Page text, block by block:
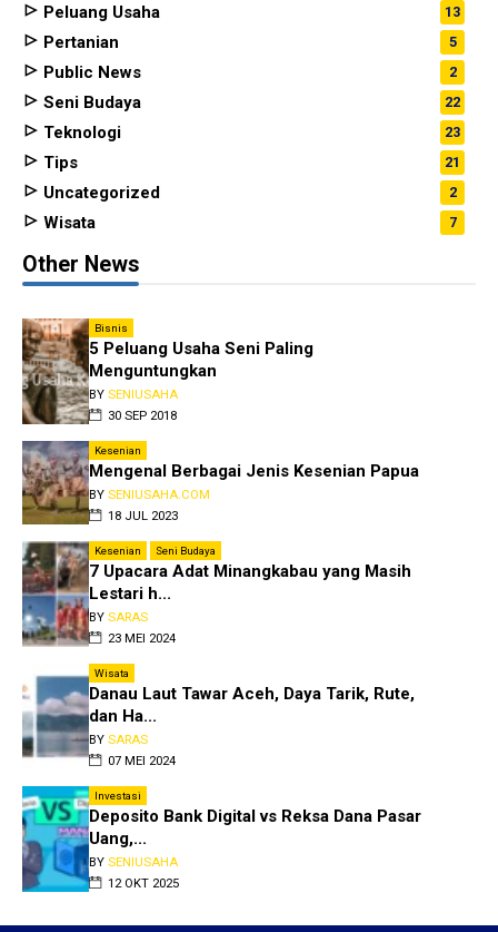
Peluang Usaha 13
Pertanian 5
Public News 2
Seni Budaya 22
Teknologi 23
Tips 21
Uncategorized 2
Wisata 7
Other News
Bisnis
5 Peluang Usaha Seni Paling
Menguntungkan
BY SENIUSAHA
30 SEP 2018
Kesenian
Mengenal Berbagai Jenis Kesenian Papua
BY SENIUSAHA.COM
18 JUL 2023
Kesenian Seni Budaya
7 Upacara Adat Minangkabau yang Masih
Lestari h...
BY SARAS
23 MEI 2024
Wisata
Danau Laut Tawar Aceh, Daya Tarik, Rute,
dan Ha...
BY SARAS
07 MEI 2024
Investasi
Deposito Bank Digital vs Reksa Dana Pasar
Uang,...
BY SENIUSAHA
12 OKT 2025